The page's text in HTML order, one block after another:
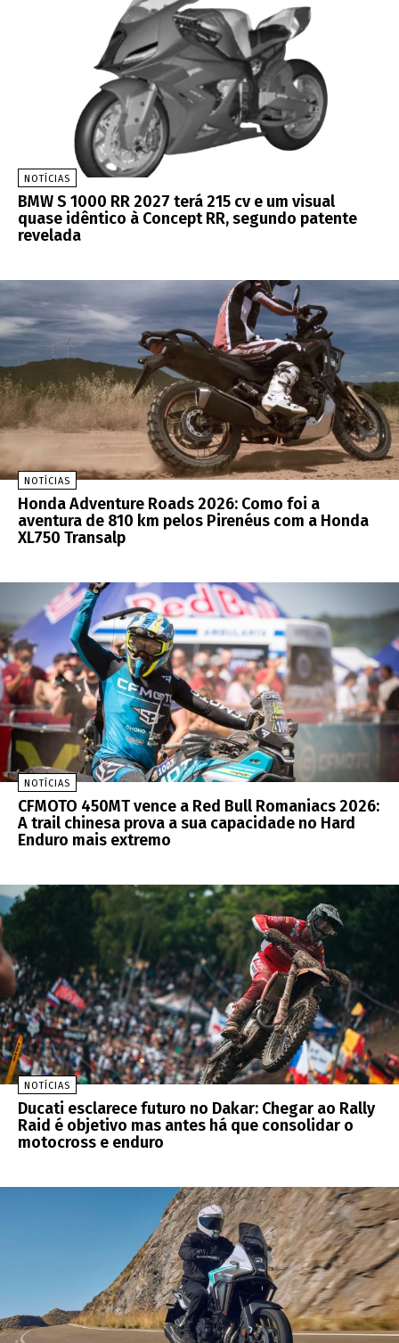
NOTÍCIAS
BMW S 1000 RR 2027 terá 215 cv e um visual
quase idêntico à Concept RR, segundo patente
revelada
NOTÍCIAS
Honda Adventure Roads 2026: Como foi a
aventura de 810 km pelos Pirenéus com a Honda
XL750 Transalp
NOTÍCIAS
CFMOTO 450MT vence a Red Bull Romaniacs 2026:
A trail chinesa prova a sua capacidade no Hard
Enduro mais extremo
NOTÍCIAS
Ducati esclarece futuro no Dakar: Chegar ao Rally
Raid é objetivo mas antes há que consolidar o
motocross e enduro